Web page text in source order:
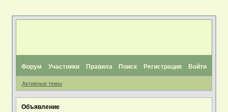
Форум Участники Правила Поиск Регистрация Войти
Активные темы
Объявление